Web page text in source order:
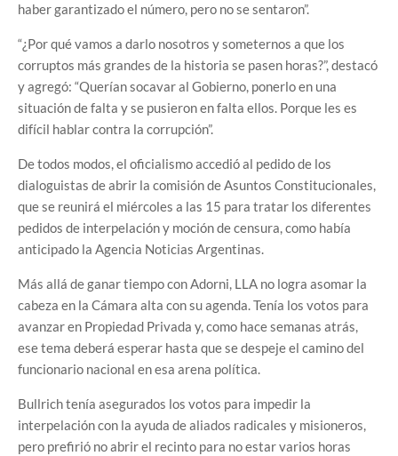
haber garantizado el número, pero no se sentaron”.
“¿Por qué vamos a darlo nosotros y someternos a que los
corruptos más grandes de la historia se pasen horas?”, destacó
y agregó: “Querían socavar al Gobierno, ponerlo en una
situación de falta y se pusieron en falta ellos. Porque les es
difícil hablar contra la corrupción”.
De todos modos, el oficialismo accedió al pedido de los
dialoguistas de abrir la comisión de Asuntos Constitucionales,
que se reunirá el miércoles a las 15 para tratar los diferentes
pedidos de interpelación y moción de censura, como había
anticipado la Agencia Noticias Argentinas.
Más allá de ganar tiempo con Adorni, LLA no logra asomar la
cabeza en la Cámara alta con su agenda. Tenía los votos para
avanzar en Propiedad Privada y, como hace semanas atrás,
ese tema deberá esperar hasta que se despeje el camino del
funcionario nacional en esa arena política.
Bullrich tenía asegurados los votos para impedir la
interpelación con la ayuda de aliados radicales y misioneros,
pero prefirió no abrir el recinto para no estar varios horas